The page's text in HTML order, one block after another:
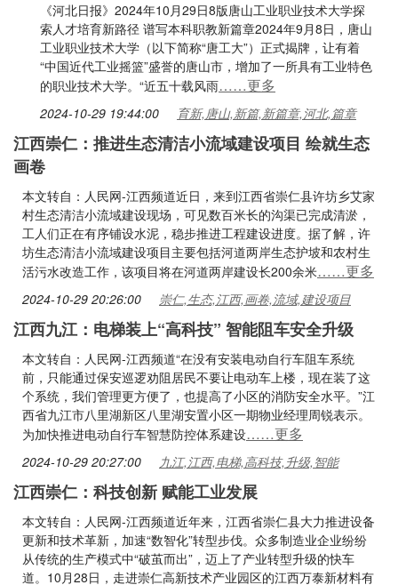
《河北日报》2024年10月29日8版唐山工业职业技术大学探
索人才培育新路径 谱写本科职教新篇章2024年9月8日，唐山
工业职业技术大学（以下简称“唐工大”）正式揭牌，让有着
“中国近代工业摇篮”盛誉的唐山市，增加了一所具有工业特色
的职业技术大学。“近五十载风雨……更多
2024-10-29 19:44:00 育新,唐山,新篇,新篇章,河北,篇章
江西崇仁：推进生态清洁小流域建设项目 绘就生态
画卷
本文转自：人民网-江西频道近日，来到江西省崇仁县许坊乡艾家
村生态清洁小流域建设现场，可见数百米长的沟渠已完成清淤，
工人们正在有序铺设水泥，稳步推进工程建设进度。据了解，许
坊生态清洁小流域建设项目主要包括河道两岸生态护坡和农村生
活污水改造工作，该项目将在河道两岸建设长200余米……更多
2024-10-29 20:26:00 崇仁,生态,江西,画卷,流域,建设项目
江西九江：电梯装上“高科技” 智能阻车安全升级
本文转自：人民网-江西频道“在没有安装电动自行车阻车系统
前，只能通过保安巡逻劝阻居民不要让电动车上楼，现在装了这
个系统，我们管理更方便了，也提高了小区的消防安全水平。”江
西省九江市八里湖新区八里湖安置小区一期物业经理周锐表示。
为加快推进电动自行车智慧防控体系建设……更多
2024-10-29 20:27:00 九江,江西,电梯,高科技,升级,智能
江西崇仁：科技创新 赋能工业发展
本文转自：人民网-江西频道近年来，江西省崇仁县大力推进设备
更新和技术革新，加速“数智化”转型步伐。众多制造业企业纷纷
从传统的生产模式中“破茧而出”，迈上了产业转型升级的快车
道。10月28日，走进崇仁高新技术产业园区的江西万泰新材料有